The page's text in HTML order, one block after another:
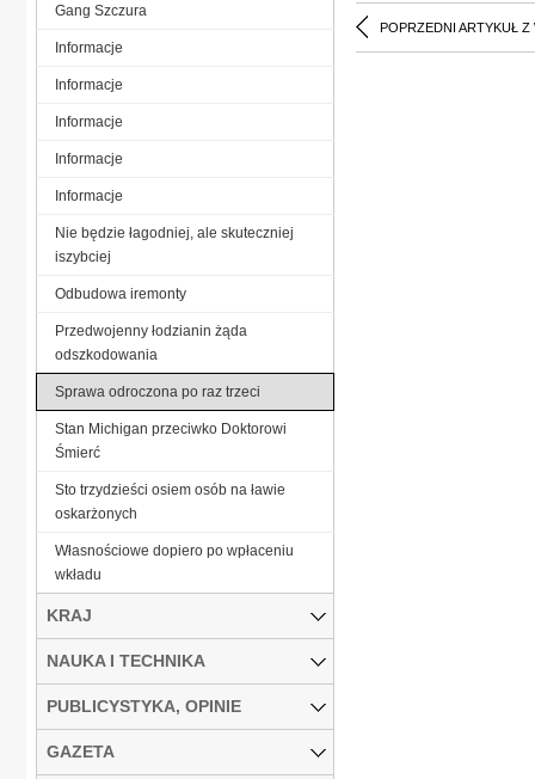
POPRZEDNI ARTYKUŁ Z
Gang Szczura
Informacje
Informacje
Informacje
Informacje
Informacje
Nie będzie łagodniej, ale skuteczniej
iszybciej
Odbudowa iremonty
Przedwojenny łodzianin żąda
odszkodowania
Sprawa odroczona po raz trzeci
Stan Michigan przeciwko Doktorowi
Śmierć
Sto trzydzieści osiem osób na ławie
oskarżonych
Własnościowe dopiero po wpłaceniu
wkładu
KRAJ
NAUKA I TECHNIKA
PUBLICYSTYKA, OPINIE
GAZETA